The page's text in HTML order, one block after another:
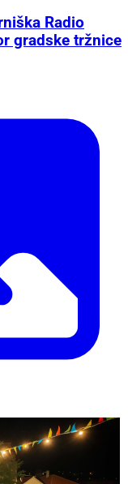
Radio
gradske tržnice